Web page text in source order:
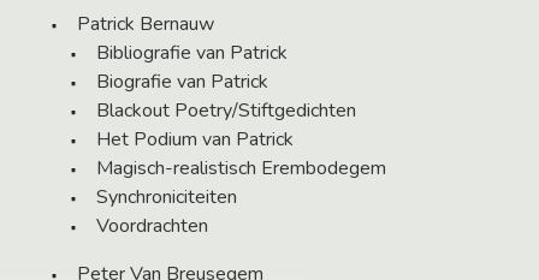
Patrick Bernauw
Bibliografie van Patrick
Biografie van Patrick
Blackout Poetry/Stiftgedichten
Het Podium van Patrick
Magisch-realistisch Erembodegem
Synchroniciteiten
Voordrachten
Peter Van Breusegem